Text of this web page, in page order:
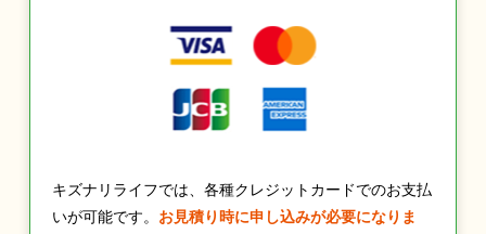
キズナリライフでは、各種クレジットカードでのお支払
いが可能です。 お見積り時に申し込みが必要になりま